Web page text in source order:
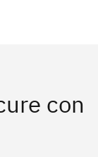
con